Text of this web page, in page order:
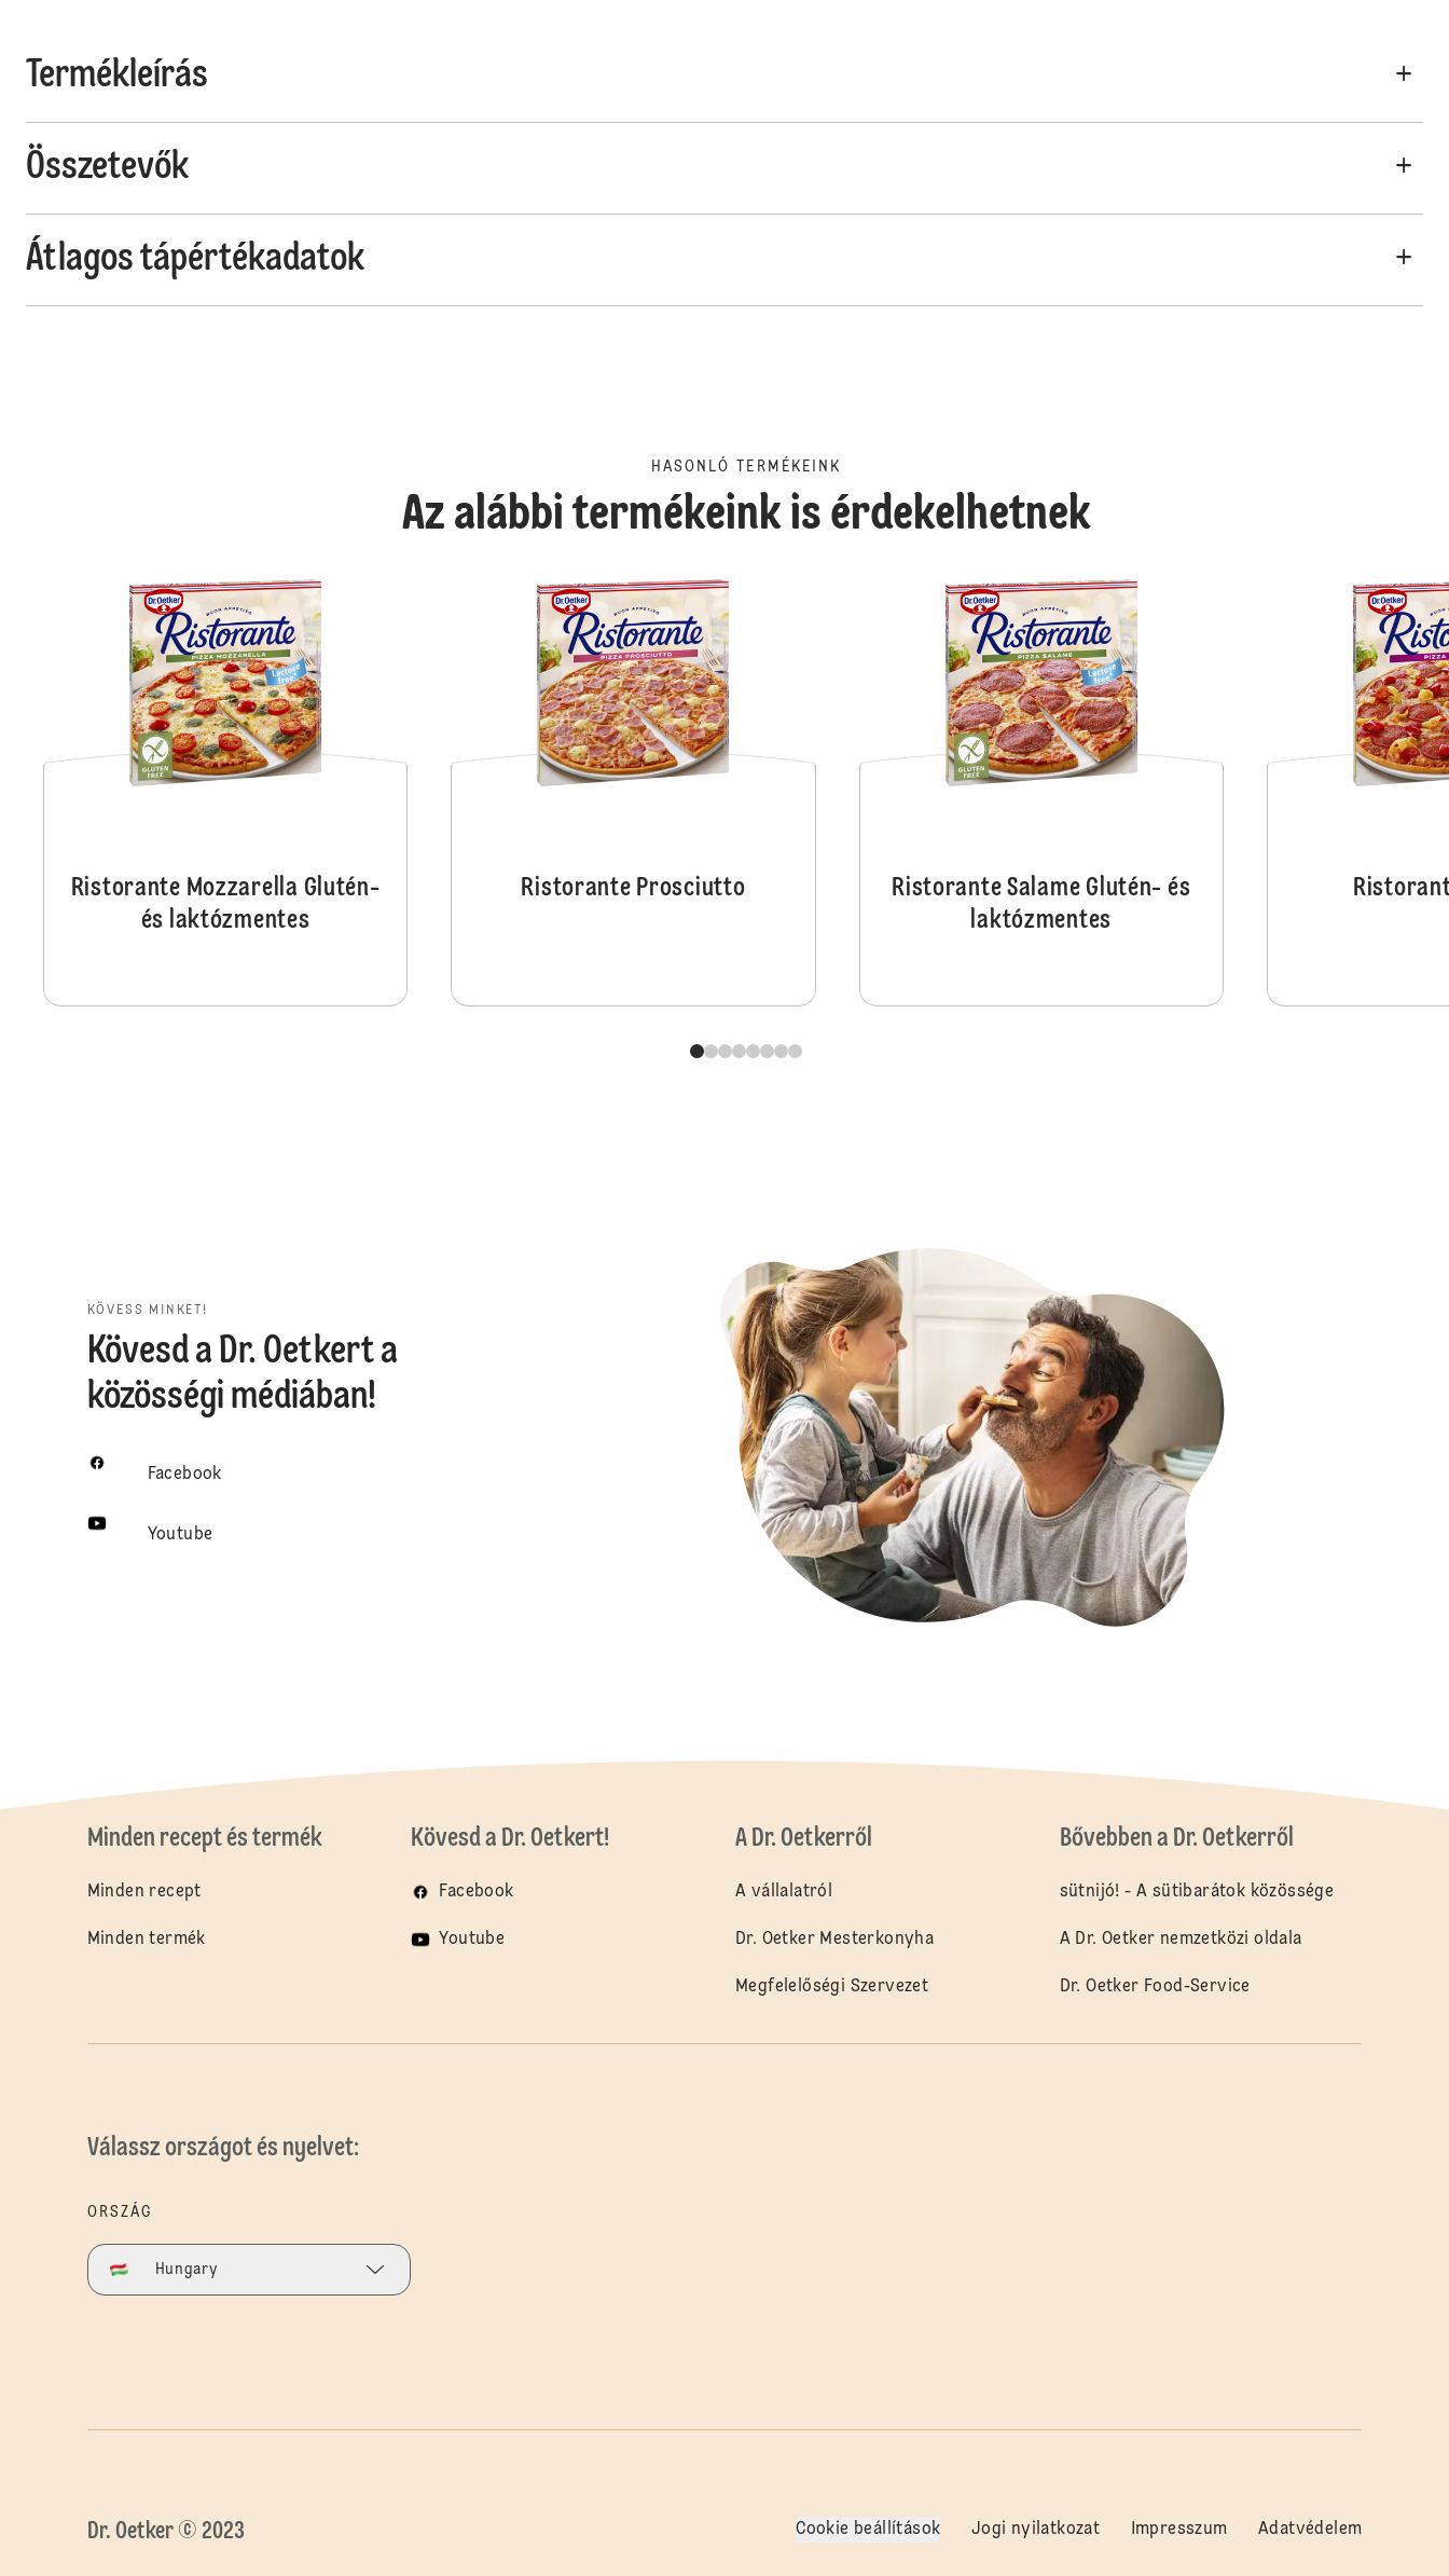
Termékleírás
Összetevők
Átlagos tápértékadatok
HASONLÓ TERMÉKEINK
Az alábbi termékeink is érdekelhetnek
Ristorante Mozzarella Glutén- és laktózmentes
Ristorante Mozzarella Glutén-
és laktózmentes
Ristorante Prosciutto
Ristorante Salame Glutén- és
laktózmentes
KÖVESS MINKET!
Kövesd a Dr. Oetkert a
közösségi médiában!
Facebook
Youtube
Minden recept és termék Kövesd a Dr. Oetkert! A Dr. Oetkerről Bővebben a Dr. Oetkerről
Minden recept
Minden termék
Facebook
Youtube
A vállalatról
Dr. Oetker Mesterkonyha
Megfelelőségi Szervezet
sütnijó! - A sütibarátok közössége
A Dr. Oetker nemzetközi oldala
Dr. Oetker Food-Service
Válassz országot és nyelvet:
ORSZÁG
Hungary
Dr. Oetker © 2023 Cookie beállítások Jogi nyilatkozat Impresszum Adatvédelem